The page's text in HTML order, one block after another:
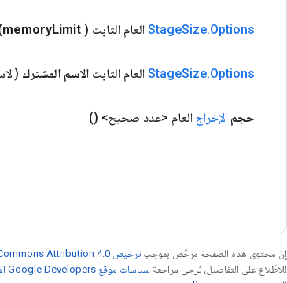
StageSize.Options العام الثابت (
memoryLimit)
StageSize.Options العام الثابت الاسم المشترك
حجم الإخراج العام <عدد صحيح> ()
إنّ محتوى هذه الصفحة مرخّص بموجبترخيص Creative Commons Attribution 4.0‏
للاطّلاع على التفاصيل، يُرجى مراجعة سياسات موقع Google Developers الإلكتروني